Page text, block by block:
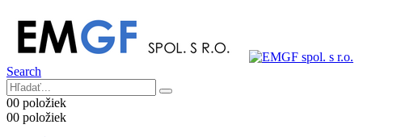
Search
00 položiek
00 položiek